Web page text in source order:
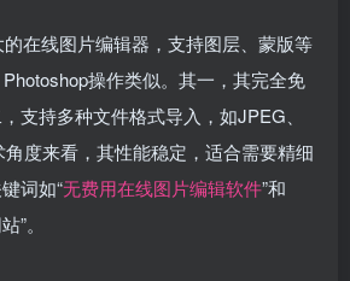
在线图片编辑器，支持图层、蒙版等
操作类似。其一，其完全免
支持多种文件格式导入，如JPEG、
度来看，其性能稳定，适合需要精细
词如“无费用在线图片编辑软件”和
”。